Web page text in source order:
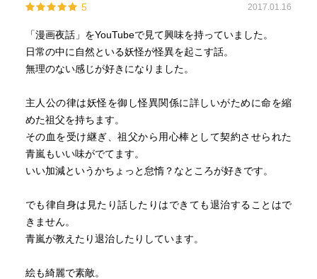
5 2017.01.16
「漫画夜話」をYouTubeで見て興味を持っていました。
日常の中に自然といる妖怪が怪異を起こす話。
無理のない感じが好きになりました。
主人公の律は妖怪を御し怪異関係に詳しいがために命を縮
めた祖父を持ちます。
その血を受け継ぎ、祖父から用心棒として契約させられた
青嵐もいい味がでてます。
いい加減というかちょっと怠惰？なところが好きです。
でも律自身は見たり話したりはできても退治することはで
きません。
青嵐が教えたり退治したりしています。
絵も綺麗で素敵。